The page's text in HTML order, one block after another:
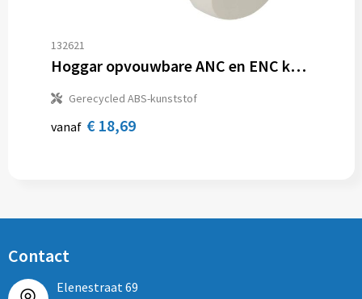
132621
Hoggar opvouwbare ANC en ENC koptelefoon van gerecycled plastic
Gerecycled ABS-kunststof
vanaf € 18,69
Contact
Elenestraat 69